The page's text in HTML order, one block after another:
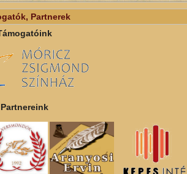
Partnerek
Partnereink